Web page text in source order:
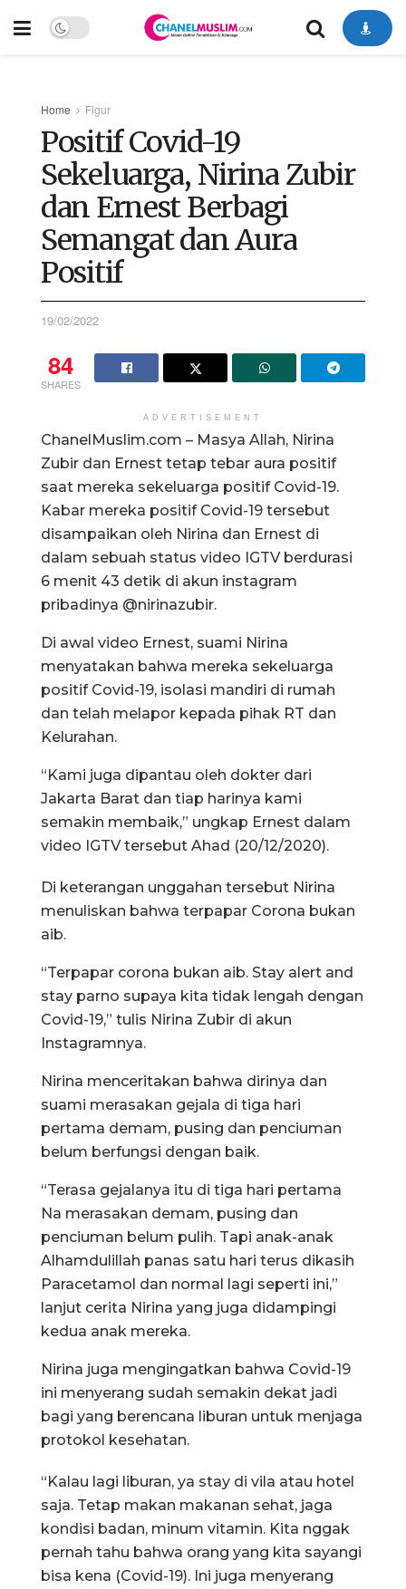
Home Figur
Positif Covid-19
Sekeluarga, Nirina Zubir
dan Ernest Berbagi
Semangat dan Aura
Positif
19/02/2022
84
SHARES
ADVERTISEMENT
ChanelMuslim.com – Masya Allah, Nirina
Zubir dan Ernest tetap tebar aura positif
saat mereka sekeluarga positif Covid-19.
Kabar mereka positif Covid-19 tersebut
disampaikan oleh Nirina dan Ernest di
dalam sebuah status video IGTV berdurasi
6 menit 43 detik di akun instagram
pribadinya @nirinazubir.
Di awal video Ernest, suami Nirina
menyatakan bahwa mereka sekeluarga
positif Covid-19, isolasi mandiri di rumah
dan telah melapor kepada pihak RT dan
Kelurahan.
“Kami juga dipantau oleh dokter dari
Jakarta Barat dan tiap harinya kami
semakin membaik,” ungkap Ernest dalam
video IGTV tersebut Ahad (20/12/2020).
Di keterangan unggahan tersebut Nirina
menuliskan bahwa terpapar Corona bukan
aib.
“Terpapar corona bukan aib. Stay alert and
stay parno supaya kita tidak lengah dengan
Covid-19,” tulis Nirina Zubir di akun
Instagramnya.
Nirina menceritakan bahwa dirinya dan
suami merasakan gejala di tiga hari
pertama demam, pusing dan penciuman
belum berfungsi dengan baik.
“Terasa gejalanya itu di tiga hari pertama
Na merasakan demam, pusing dan
penciuman belum pulih. Tapi anak-anak
Alhamdulillah panas satu hari terus dikasih
Paracetamol dan normal lagi seperti ini,”
lanjut cerita Nirina yang juga didampingi
kedua anak mereka.
Nirina juga mengingatkan bahwa Covid-19
ini menyerang sudah semakin dekat jadi
bagi yang berencana liburan untuk menjaga
protokol kesehatan.
“Kalau lagi liburan, ya stay di vila atau hotel
saja. Tetap makan makanan sehat, jaga
kondisi badan, minum vitamin. Kita nggak
pernah tahu bahwa orang yang kita sayangi
bisa kena (Covid-19). Ini juga menyerang